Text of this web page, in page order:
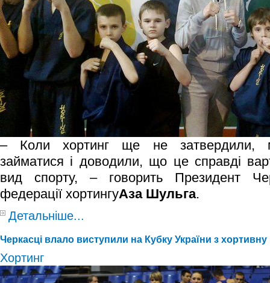
– Коли хортинг ще не затвердили,
займатися і доводили, що це справді
вид спорту, – говорить Президент
федерації хортингуАза Шульга.
Детальніше...
Черкасці влало виступили на Кубку України з хортивну
Хортинг